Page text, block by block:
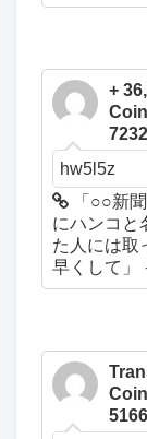
+
hw5l5z
「○○新
にハンコと
た人には取
早くして」